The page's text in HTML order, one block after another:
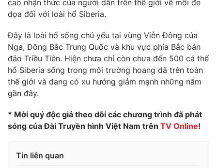
Giải sao mai
Làm đẹp
Tuyển sinh
Học trực tuyến
Công nghệ
Hitech Công nghệ tương lai
Sản phẩm
Thị trường
Tư vấn
Giao lưu trực tuyến
Lịch phát sóng
Chuyên mục khác
Emagazine Podcast
Photo
cao nhận thức của người dân trên thế giới về mối đe
dọa đối với loài hổ Siberia.
Đây là loài hổ sống chủ yếu tại vùng Viễn Đông của
Nga, Đông Bắc Trung Quốc và khu vực phía Bắc bán
đảo Triều Tiên. Hiện chưa chỉ còn chưa đến 500 cá thể
hổ Siberia sống trong môi trường hoang dã trên toàn
thế giới và đang có xu hướng giảm mạnh những năm
gần đây.
* Mời quý độc giả theo dõi các chương trình đã phát
sóng của Đài Truyền hình Việt Nam trên TV Online!
Tin liên quan